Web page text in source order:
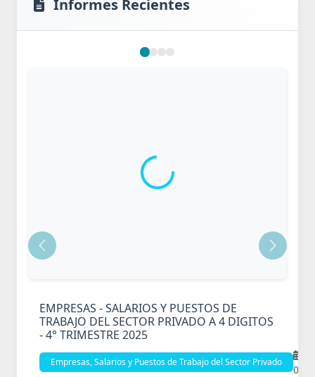
Informes Recientes
Cargando...
EMPRESAS - SALARIOS Y PUESTOS DE
TRABAJO DEL SECTOR PRIVADO A 4 DIGITOS
- 4° TRIMESTRE 2025
Empresas, Salarios y Puestos de Trabajo del Sector Privado
07/
Anterior